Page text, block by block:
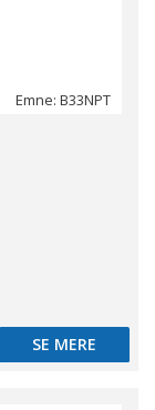
Emne: B33NPT
SE MERE
SE MERE